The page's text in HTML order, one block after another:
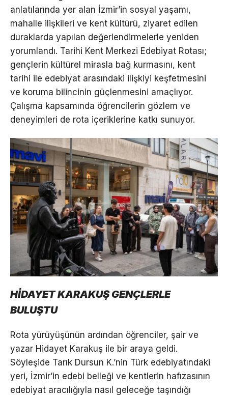
anlatılarında yer alan İzmir’in sosyal yaşamı,
mahalle ilişkileri ve kent kültürü, ziyaret edilen
duraklarda yapılan değerlendirmelerle yeniden
yorumlandı. Tarihi Kent Merkezi Edebiyat Rotası;
gençlerin kültürel mirasla bağ kurmasını, kent
tarihi ile edebiyat arasındaki ilişkiyi keşfetmesini
ve koruma bilincinin güçlenmesini amaçlıyor.
Çalışma kapsamında öğrencilerin gözlem ve
deneyimleri de rota içeriklerine katkı sunuyor.
HİDAYET KARAKUŞ GENÇLERLE
BULUŞTU
Rota yürüyüşünün ardından öğrenciler, şair ve
yazar Hidayet Karakuş ile bir araya geldi.
Söyleşide Tarık Dursun K.’nin Türk edebiyatındaki
yeri, İzmir’in edebi belleği ve kentlerin hafızasının
edebiyat aracılığıyla nasıl geleceğe taşındığı